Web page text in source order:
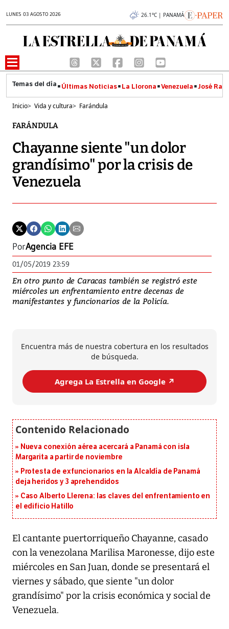
LUNES 03 AGOSTO 2026 26.1°C | PANAMÁ
Últimas Noticias La Llorona Venezuela José
Inicio> Vida y cultura> Farándula
FARÁNDULA
Chayanne siente "un dolor
grandísimo" por la crisis de
Venezuela
PorAgencia EFE
01/05/2019 23:59
En otro punto de Caracas también se registró este
miércoles un enfrentamiento entre decenas de
manifestantes y funcionarios de la Policía.
Encuentra más de nuestra cobertura en los resultados
de búsqueda.
Agrega La Estrella en Google ↗️
Nueva conexión aérea acercará a Panamá con isla
Margarita a partir de noviembre
Protesta de exfuncionarios en la Alcaldía de Panamá
deja heridos y 3 aprehendidos
Caso Alberto Llerena: las claves del enfrentamiento en
el edificio Hatillo
El cantante puertorriqueño Chayanne, casado
con la venezolana Marilisa Maronesse, dijo este
miércoles en San Juan, donde se presentará el
viernes y sábado, que siente "un dolor
grandísimo" por la crisis económica y social de
Venezuela.